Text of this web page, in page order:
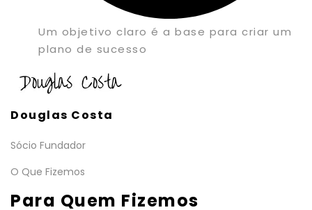
Um objetivo claro é a base para criar um
plano de sucesso
Douglas Costa
Sócio Fundador
O Que Fizemos
Para Quem Fizemos